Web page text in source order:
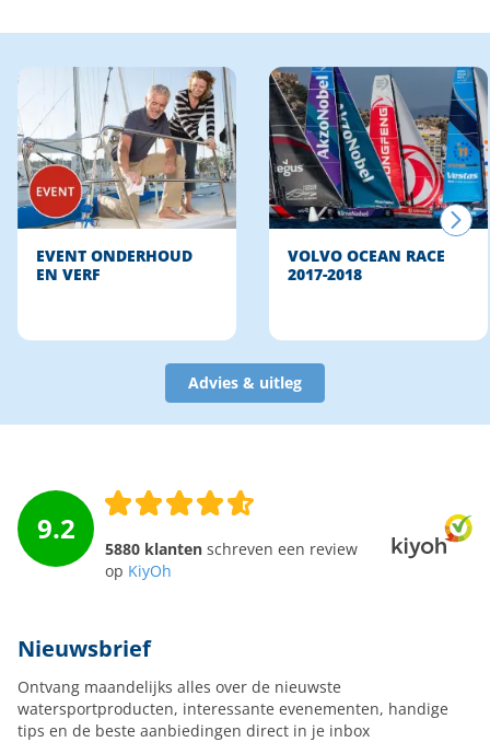
EVENT ONDERHOUD
EN VERF
VOLVO OCEAN RACE
2017-2018
Advies & uitleg
9.2
5880 klanten schreven een review
op KiyOh
Nieuwsbrief
Ontvang maandelijks alles over de nieuwste
watersportproducten, interessante evenementen, handige
tips en de beste aanbiedingen direct in je inbox